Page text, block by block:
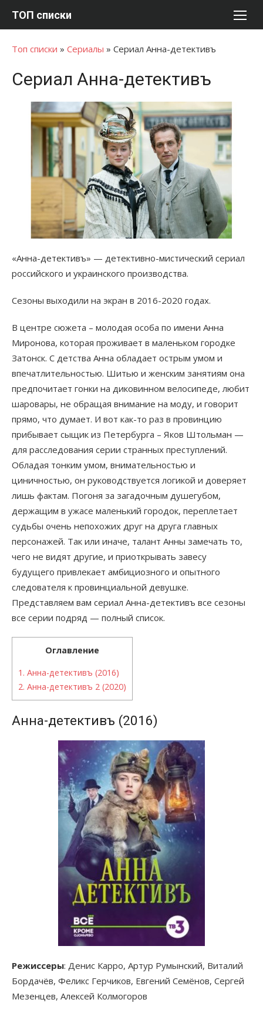
ТОП списки
Топ списки » Сериалы » Сериал Анна-детективъ
Сериал Анна-детективъ
«Анна-детективъ» — детективно-мистический сериал
российского и украинского производства.
Сезоны выходили на экран в 2016-2020 годах.
В центре сюжета – молодая особа по имени Анна
Миронова, которая проживает в маленьком городке
Затонск. С детства Анна обладает острым умом и
впечатлительностью. Шитью и женским занятиям она
предпочитает гонки на диковинном велосипеде, любит
шаровары, не обращая внимание на моду, и говорит
прямо, что думает. И вот как-то раз в провинцию
прибывает сыщик из Петербурга – Яков Штольман —
для расследования серии странных преступлений.
Обладая тонким умом, внимательностью и
циничностью, он руководствуется логикой и доверяет
лишь фактам. Погоня за загадочным душегубом,
держащим в ужасе маленький городок, переплетает
судьбы очень непохожих друг на друга главных
персонажей. Так или иначе, талант Анны замечать то,
чего не видят другие, и приоткрывать завесу
будущего привлекает амбициозного и опытного
следователя к провинциальной девушке.
Представляем вам сериал Анна-детективъ все сезоны
все серии подряд — полный список.
Оглавление
1. Анна-детективъ (2016)
2. Анна-детективъ 2 (2020)
Анна-детективъ (2016)
Режиссеры: Денис Карро, Артур Румынский, Виталий
Бордачёв, Феликс Герчиков, Евгений Семёнов, Сергей
Мезенцев, Алексей Колмогоров